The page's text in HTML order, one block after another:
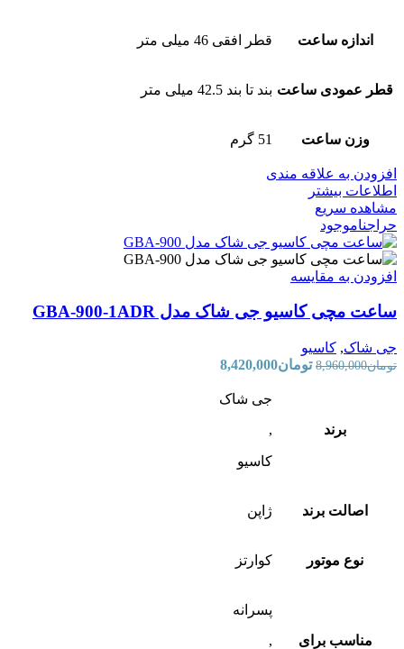
اندازه ساعت قطر افقی 46 میلی متر
قطر عمودی ساعت بند تا بند 42.5 میلی متر
وزن ساعت 51 گرم
افزودن به علاقه مندی
اطلاعات بیشتر
مشاهده سریع
حراجناموجود
افزودن به مقایسه
ساعت مچی کاسیو جی شاک مدل GBA-900-1ADR
جی شاک, کاسیو
تومان8,960,000 تومان8,420,000
برند
جی شاک
,
کاسیو
اصالت برند ژاپن
نوع موتور کوارتز
مناسب برای
پسرانه
,